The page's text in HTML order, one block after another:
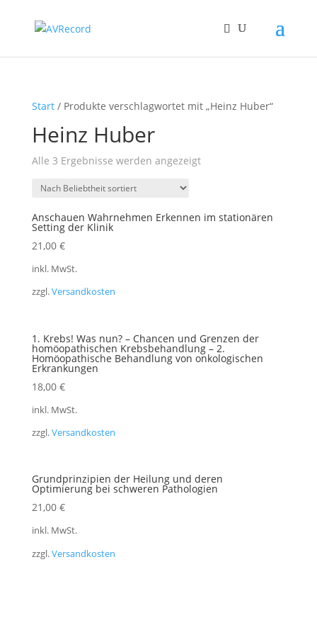
Start/ Produkte verschlagwortet mit „Heinz Huber“
Heinz Huber
Alle 3 Ergebnisse werden angezeigtNach
Anschauen Wahrnehmen Erkennen im stationären
Setting der Klinik
21,00 €
inkl. MwSt.
zzgl.Versandkosten
1. Krebs! Was nun? – Chancen und Grenzen der
homöopathischen Krebsbehandlung – 2.
Homöopathische Behandlung von onkologischen
Erkrankungen
18,00 €
inkl. MwSt.
zzgl.Versandkosten
Grundprinzipien der Heilung und deren
Optimierung bei schweren Pathologien
21,00 €
inkl. MwSt.
zzgl.Versandkosten